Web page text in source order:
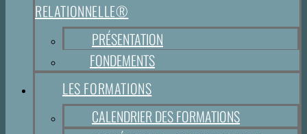
RELATIONNELLE®
PRÉSENTATION
FONDEMENTS
LES FORMATIONS
CALENDRIER DES FORMATIONS